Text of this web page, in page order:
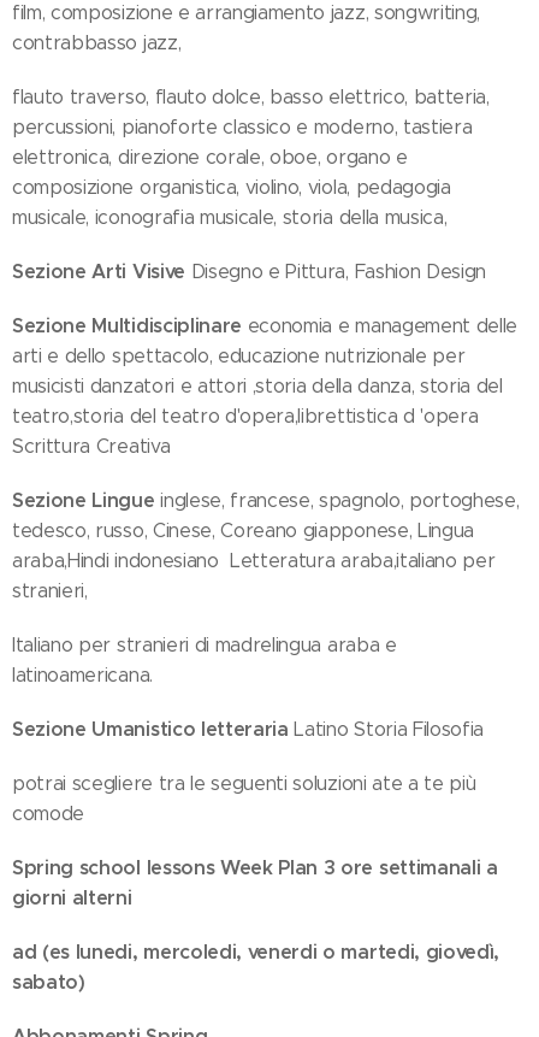
film, composizione e arrangiamento jazz, songwriting,
contrabbasso jazz,
flauto traverso, flauto dolce, basso elettrico, batteria,
percussioni, pianoforte classico e moderno, tastiera
elettronica, direzione corale, oboe, organo e
composizione organistica, violino, viola, pedagogia
musicale, iconografia musicale, storia della musica,
Sezione Arti Visive Disegno e Pittura, Fashion Design
Sezione Multidisciplinare economia e management delle
arti e dello spettacolo, educazione nutrizionale per
musicisti danzatori e attori ,storia della danza, storia del
teatro,storia del teatro d'opera,librettistica d 'opera
Scrittura Creativa
Sezione Lingueinglese, francese, spagnolo, portoghese,
tedesco, russo, Cinese, Coreano giapponese, Lingua
araba,Hindi indonesiano Letteratura araba,italiano per
stranieri,
Italiano per stranieri di madrelingua araba e
latinoamericana.
Sezione Umanistico letterariaLatino Storia Filosofia
potrai scegliere tra le seguenti soluzioni ate a te più
comode
Spring school lessons Week Plan 3 ore settimanali a
giorni alterni
ad (es lunedi, mercoledi, venerdi o martedi, giovedì,
sabato)